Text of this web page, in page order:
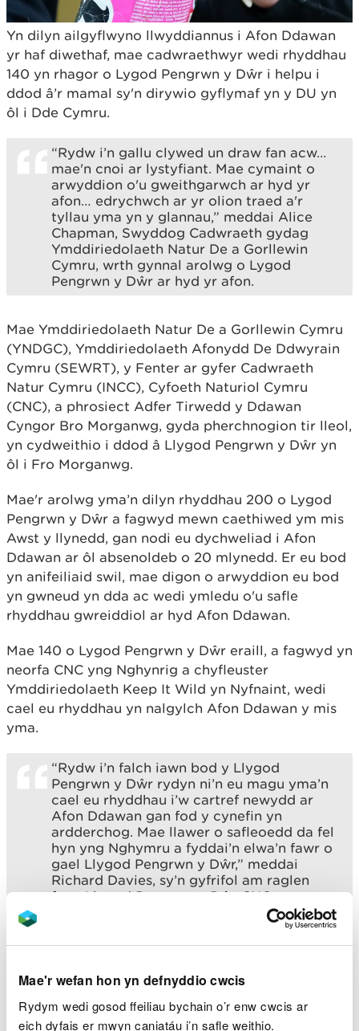
Mae'r wefan hon yn defnyddio cwcis
Rydym wedi gosod ffeiliau bychain o’r enw cwcis ar
eich dyfais er mwyn caniatáu i’n safle weithio.
Yn dilyn ailgyflwyno llwyddiannus i Afon Ddawan
yr haf diwethaf, mae cadwraethwyr wedi rhyddhau
140 yn rhagor o Lygod Pengrwn y Dŵr i helpu i
ddod â’r mamal sy'n dirywio gyflymaf yn y DU yn
ôl i Dde Cymru.
“Rydw i’n gallu clywed un draw fan acw…
mae'n cnoi ar lystyfiant. Mae cymaint o
arwyddion o'u gweithgarwch ar hyd yr
afon… edrychwch ar yr olion traed a'r
tyllau yma yn y glannau,” meddai Alice
Chapman, Swyddog Cadwraeth gydag
Ymddiriedolaeth Natur De a Gorllewin
Cymru, wrth gynnal arolwg o Lygod
Pengrwn y Dŵr ar hyd yr afon.
Mae Ymddiriedolaeth Natur De a Gorllewin Cymru
(YNDGC), Ymddiriedolaeth Afonydd De Ddwyrain
Cymru (SEWRT), y Fenter ar gyfer Cadwraeth
Natur Cymru (INCC), Cyfoeth Naturiol Cymru
(CNC), a phrosiect Adfer Tirwedd y Ddawan
Cyngor Bro Morganwg, gyda pherchnogion tir lleol,
yn cydweithio i ddod â Llygod Pengrwn y Dŵr yn
ôl i Fro Morganwg.
Mae'r arolwg yma’n dilyn rhyddhau 200 o Lygod
Pengrwn y Dŵr a fagwyd mewn caethiwed ym mis
Awst y llynedd, gan nodi eu dychweliad i Afon
Ddawan ar ôl absenoldeb o 20 mlynedd. Er eu bod
yn anifeiliaid swil, mae digon o arwyddion eu bod
yn gwneud yn dda ac wedi ymledu o'u safle
rhyddhau gwreiddiol ar hyd Afon Ddawan.
Mae 140 o Lygod Pengrwn y Dŵr eraill, a fagwyd yn
neorfa CNC yng Nghynrig a chyfleuster
Ymddiriedolaeth Keep It Wild yn Nyfnaint, wedi
cael eu rhyddhau yn nalgylch Afon Ddawan y mis
yma.
“Rydw i’n falch iawn bod y Llygod
Pengrwn y Dŵr rydyn ni’n eu magu yma’n
cael eu rhyddhau i’w cartref newydd ar
Afon Ddawan gan fod y cynefin yn
ardderchog. Mae llawer o safleoedd da fel
hyn yng Nghymru a fyddai’n elwa’n fawr o
gael Llygod Pengrwn y Dŵr,” meddai
Richard Davies, sy’n gyfrifol am raglen
fagu Llygod Pengrwn y Dŵr CNC.
Fe dreuliodd y Llygod Pengrwn y Dŵr ychydig
mewn corlannau dros dro cyn cael eu rhyddhau. Y
gobaith yw y bydd y llygod pengrwn yma’n
atgyfnerthu'r boblogaeth bresennol ac yn ehangu